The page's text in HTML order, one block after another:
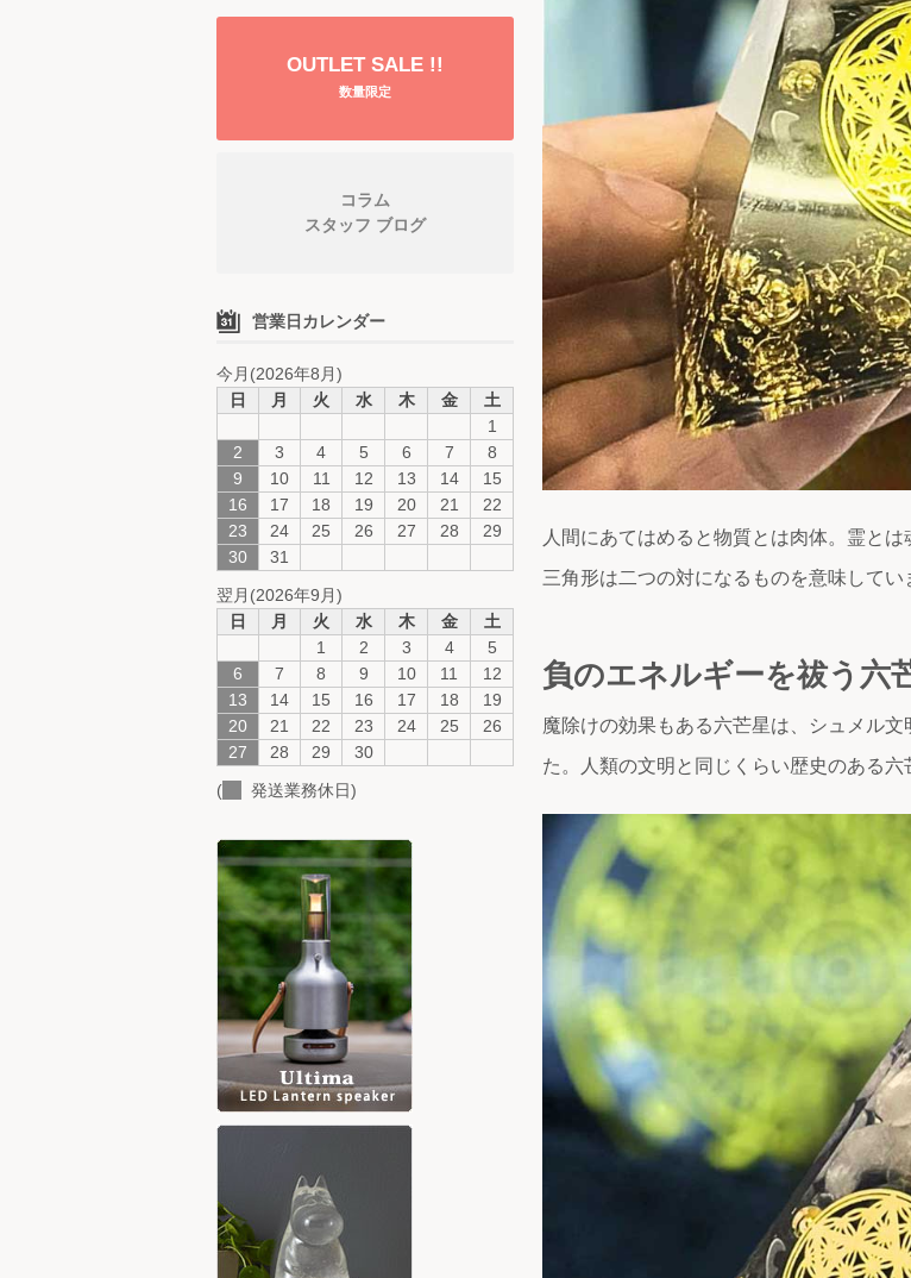
人間にあてはめると物質とは肉体。霊と
三角形は二つの対になるものを意味してい
負のエネルギーを祓う六
魔除けの効果もある六芒星は、シュメル
た。人類の文明と同じくらい歴史のある
OUTLET SALE !!
数量限定
コラム
スタッフ ブログ
営業日カレンダー
今月(2026年8月)
日
月 火 水 木 金
土
1
2
3 4 5 6 7
8
9
10 11 12 13 14
15
16
17 18 19 20 21
22
23
24 25 26 27 28
29
30
31
翌月(2026年9月)
日
月 火 水 木 金
土
1
2 3 4
5
6
7 8 9 10 11
12
13
14 15 16 17 18
19
20
21 22 23 24 25
26
27
28 29
30
(
発送業務休日)